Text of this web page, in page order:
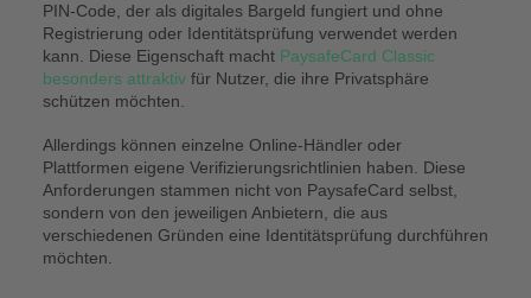
PIN-Code, der als digitales Bargeld fungiert und ohne
Registrierung oder Identitätsprüfung verwendet werden
kann. Diese Eigenschaft macht PaysafeCard Classic
besonders attraktivfür Nutzer, die ihre Privatsphäre
schützen möchten.
Allerdings können einzelne Online-Händler oder
Plattformen eigene Verifizierungsrichtlinien haben. Diese
Anforderungen stammen nicht von PaysafeCard selbst,
sondern von den jeweiligen Anbietern, die aus
verschiedenen Gründen eine Identitätsprüfung durchführen
möchten.